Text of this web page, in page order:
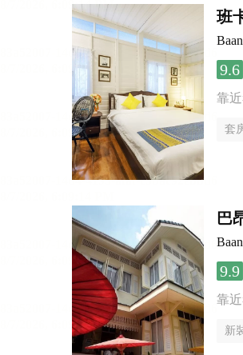
班
9.6
靠
套
巴
9.9
靠
新